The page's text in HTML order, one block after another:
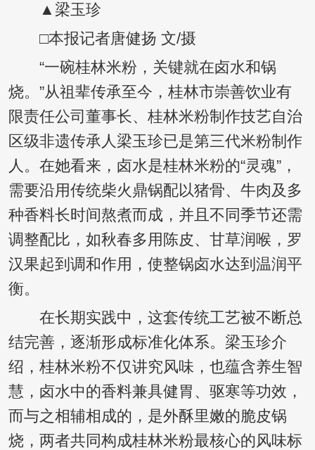
▲梁玉珍
□本报记者唐健扬 文/摄
“一碗桂林米粉，关键就在卤水和锅
烧。”从祖辈传承至今，桂林市崇善饮业有
限责任公司董事长、桂林米粉制作技艺自治
区级非遗传承人梁玉珍已是第三代米粉制作
人。在她看来，卤水是桂林米粉的“灵魂”，
需要沿用传统柴火鼎锅配以猪骨、牛肉及多
种香料长时间熬煮而成，并且不同季节还需
调整配比，如秋春多用陈皮、甘草润喉，罗
汉果起到调和作用，使整锅卤水达到温润平
衡。
在长期实践中，这套传统工艺被不断总
结完善，逐渐形成标准化体系。梁玉珍介
绍，桂林米粉不仅讲究风味，也蕴含养生智
慧，卤水中的香料兼具健胃、驱寒等功效，
而与之相辅相成的，是外酥里嫩的脆皮锅
烧，两者共同构成桂林米粉最核心的风味标